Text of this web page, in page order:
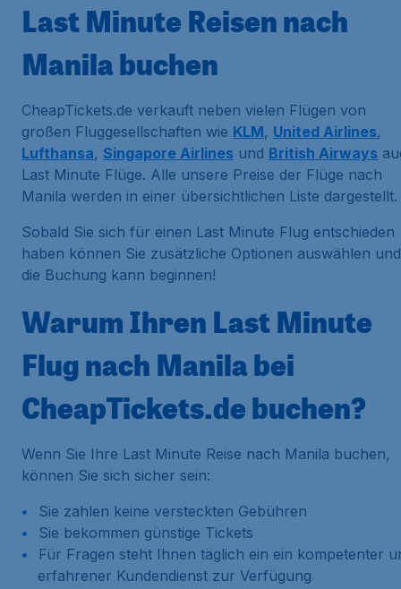
Last Minute Reisen nach
Manila buchen
CheapTickets.de verkauft neben vielen Flügen von
großen Fluggesellschaften wie KLM, United Airlines,
Lufthansa, Singapore Airlines und British Airways
Last Minute Flüge. Alle unsere Preise der Flüge nach
Manila werden in einer übersichtlichen Liste dargestellt.
Sobald Sie sich für einen Last Minute Flug entschieden
haben können Sie zusätzliche Optionen auswählen und
die Buchung kann beginnen!
Warum Ihren Last Minute
Flug nach Manila bei
CheapTickets.de buchen?
Wenn Sie Ihre Last Minute Reise nach Manila buchen,
können Sie sich sicher sein:
Sie zahlen keine versteckten Gebühren
Sie bekommen günstige Tickets
Für Fragen steht Ihnen täglich ein ein kompetenter
erfahrener Kundendienst zur Verfügung